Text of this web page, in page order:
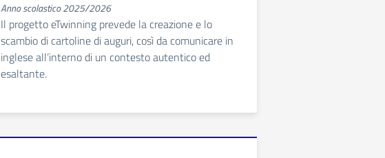
Anno scolastico 2025/2026
Il progetto eTwinning prevede la creazione e lo
scambio di cartoline di auguri, così da comunicare in
inglese all’interno di un contesto autentico ed
esaltante.